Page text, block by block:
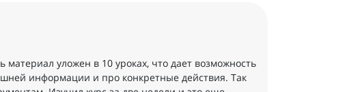
и финансово.
полезная информация была от Юрия, на каких
криптовалюты, ничего сложного, как
материал уложен в 10 уроках, что дает возможность
информации и про конкретные действия. Так